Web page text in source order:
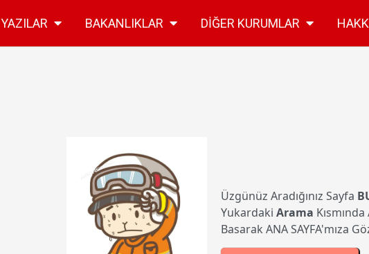
BAKANLIKLAR DIĞER KURUMLAR
Üzgünüz Aradığınız Sayfa
Yukardaki Arama
Basarak ANA SAYFA'mıza